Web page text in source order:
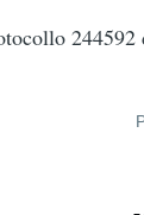
244592